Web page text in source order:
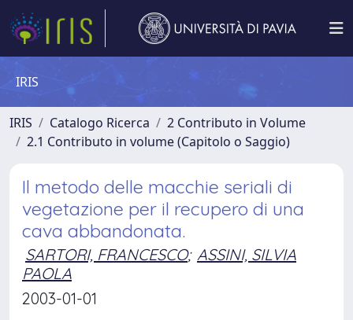
IRIS
IRIS Catalogo Ricerca
2 Contributo in Volume
2.1 Contributo in volume (Capitolo o Saggio)
Il metodo delle macchie seriali di
vegetazione per il recupero di una
cava abbandonata.
SARTORI, FRANCESCO; ASSINI, SILVIA
PAOLA
2003-01-01